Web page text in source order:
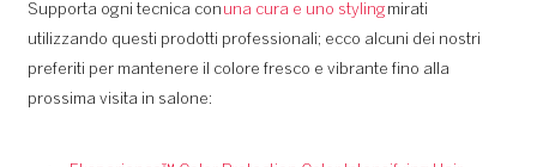
Supporta ogni tecnica con una cura e uno styling mirati
utilizzando questi prodotti professionali; ecco alcuni dei nostri
preferiti per mantenere il colore fresco e vibrante fino alla
prossima visita in salone: